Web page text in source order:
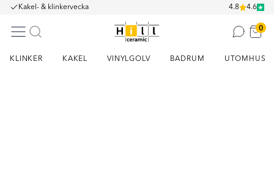
Kakel- & klinkervecka 4.8 4.6
0
KLINKER KAKEL VINYLGOLV BADRUM UTOMHUS